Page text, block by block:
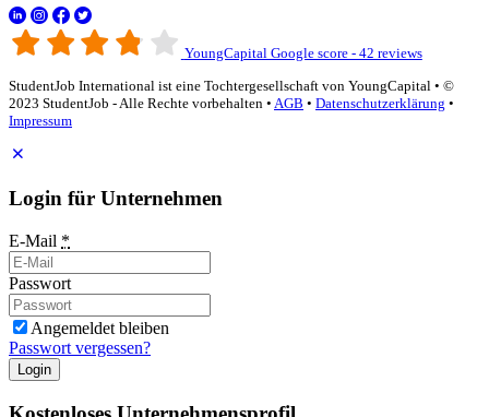
YoungCapital Google score - 42 reviews
StudentJob International ist eine Tochtergesellschaft von YoungCapital • ©
2023 StudentJob - Alle Rechte vorbehalten • AGB • Datenschutzerklärung •
Impressum
Login für Unternehmen
E-Mail *
Passwort
Angemeldet bleiben
Passwort vergessen?
Login